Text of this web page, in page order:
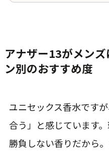
アナザー13がメン
ン別のおすすめ度
ユニセックス香水です
合う」と感じています
勝負しない香りだから